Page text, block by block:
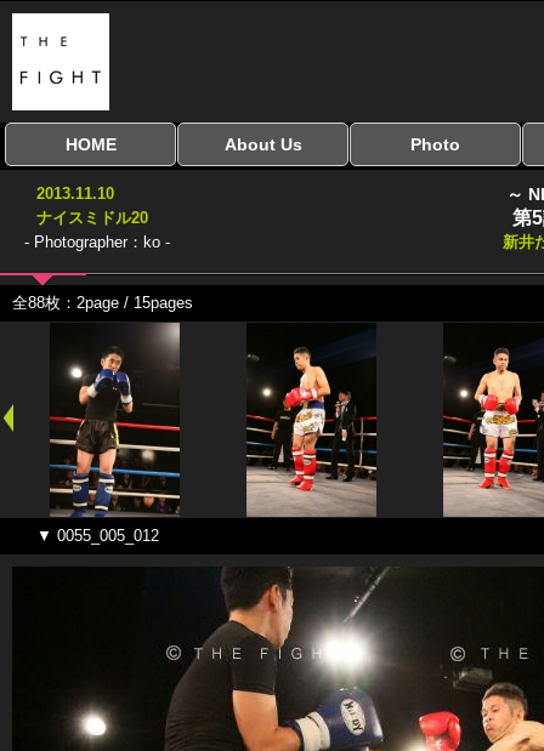
HOME
全興行を表示
ナイスミドル
アマチュアキック
協議会
全日本学生キック
建武館キッズ大会
Bigbang
おやじファイト
About Us Photo
2013.11.10
ナイスミドル20
- Photographer：ko -
～
第
新井
全88枚：2page / 15pages
▼ 0055_005_012